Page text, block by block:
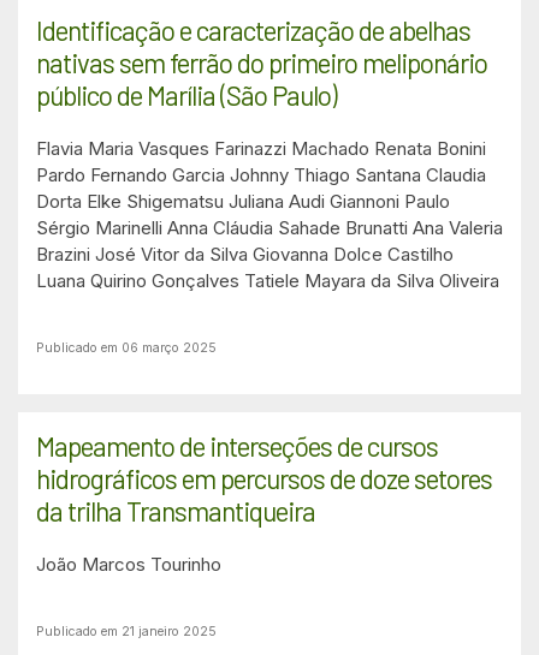
Identificação e caracterização de abelhas
nativas sem ferrão do primeiro meliponário
público de Marília (São Paulo)
Flavia Maria Vasques Farinazzi Machado Renata Bonini
Pardo Fernando Garcia Johnny Thiago Santana Claudia
Dorta Elke Shigematsu Juliana Audi Giannoni Paulo
Sérgio Marinelli Anna Cláudia Sahade Brunatti Ana Valeria
Brazini José Vitor da Silva Giovanna Dolce Castilho
Luana Quirino Gonçalves Tatiele Mayara da Silva Oliveira
Publicado em 06 março 2025
Mapeamento de interseções de cursos
hidrográficos em percursos de doze setores
da trilha Transmantiqueira
João Marcos Tourinho
Publicado em 21 janeiro 2025